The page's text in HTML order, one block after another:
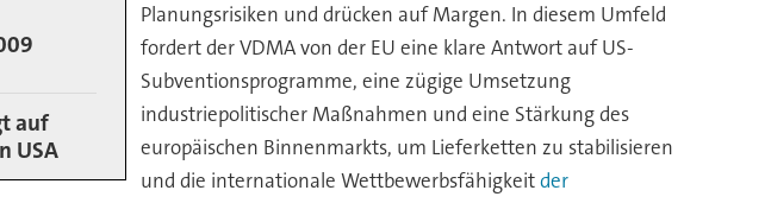
auf
USA
Planungsrisiken und drücken auf Margen. In diesem Umfeld
fordert der VDMA von der EU eine klare Antwort auf US-
Subventionsprogramme, eine zügige Umsetzung
industriepolitischer Maßnahmen und eine Stärkung des
europäischen Binnenmarkts, um Lieferketten zu stabilisieren
und die internationale Wettbewerbsfähigkeitder